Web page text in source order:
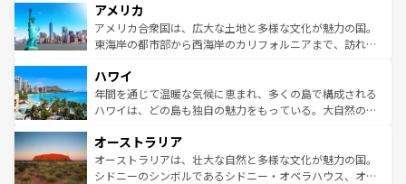
ンツ一覧を参照してほしい。
の建物がそのまま残る町や、スイスならではのユニークな
博物館もあり、アルプス観光だけでなく町歩きも満喫する
ことができる。国民の所得が高いため物価も高いが、旅行
ば市内交通費無料で観光を楽しむこともできる。 なお、新
着のスイス情報はコンテンツ一覧 を参照してほしい。
アメリカ
アメリカ合衆国は、広大な土地と多様な文化が魅力の国。
東海岸の都市部から西海岸のカリフォルニアまで、訪れる
のような巨大都市は、観光、ショッピング、エンターテイ
ンメントが詰まった刺激的なスポットだ。一方、アメリカ
西部には大自然が広がり、グランドキャニオンやイエロー
部のニューオーリンズでは、音楽と美食が融合した独特の
文化が魅力。旅行者はアメリカの各地域で異なる魅力を楽
しみながら、その多様性と豊かな歴史を感じることができ
ハワイ
年間を通じて温暖な気候に恵まれ、多くの島で構成される
ハワイは、どの島も独自の魅力をもっている。大自然の神
ワイ島は見逃せない。また、定番の観光地といえばオアフ
島だが、静かな自然を求めるならマウイ島やカウアイ島が
おすすめ。エメラルドグリーンに輝く海をはじめ、豊かな
オーストラリア
オーストラリアは、壮大な自然と多様な文化が魅力の国。
シドニーのシンボルであるシドニー・オペラハウス、オー